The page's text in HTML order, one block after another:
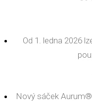
Od 1. ledna 2026
Nový sáček